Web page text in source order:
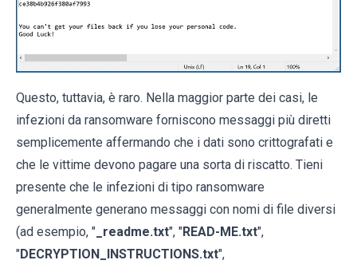
Questo, tuttavia, è raro. Nella maggior parte dei casi, le
infezioni da ransomware forniscono messaggi più diretti
semplicemente affermando che i dati sono crittografati e
che le vittime devono pagare una sorta di riscatto. Tieni
presente che le infezioni di tipo ransomware
generalmente generano messaggi con nomi di file diversi
(ad esempio, " _readme.txt", "READ-ME.txt",
"DECRYPTION_INSTRUCTIONS.txt",